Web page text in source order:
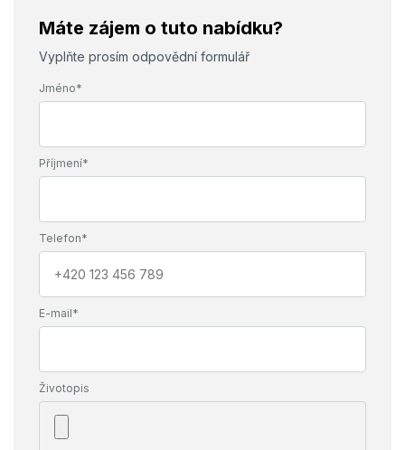
Máte zájem o tuto nabídku?
Vyplňte prosím odpovědní formulář
Jméno*
Příjmení*
Telefon*
E-mail*
Životopis